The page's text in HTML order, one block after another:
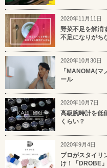
2020年11月11日
野菜不足を解消
不足になりがち
2020年10月30日
「MANOMA(
ール
2020年10月7日
高級腕時計を低
くらい？
2020年9月4日
プロがスタイリ
け！「DROBE」